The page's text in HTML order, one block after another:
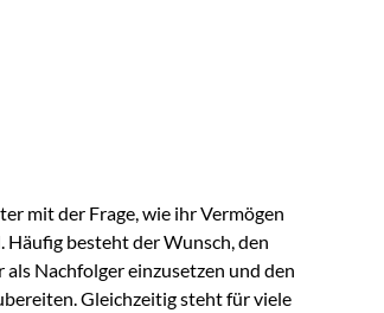
vor: Die Großeltern haben über
mit der Frage, wie ihr Vermögen
Häufig besteht der Wunsch, den
als Nachfolger einzusetzen und den
Gleichzeitig steht für viele